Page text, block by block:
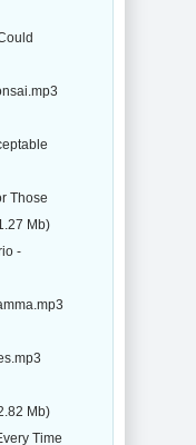
Those
Mb)
-
Mb)
Time